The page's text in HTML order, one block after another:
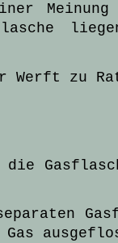
Meinung
Werft zu
die